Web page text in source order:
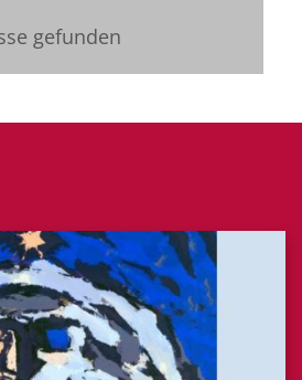
gefunden